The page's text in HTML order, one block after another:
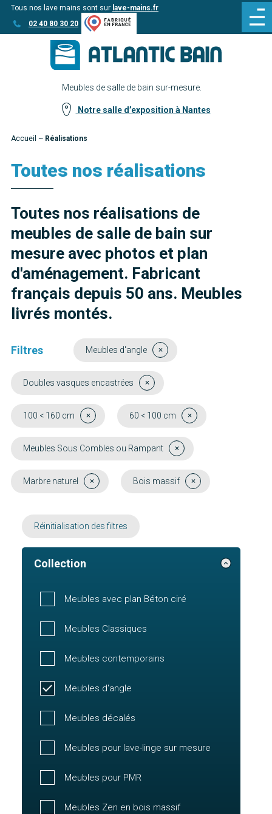
Aller
au
Aller au
contenu
Tous nos lave mains sont sur lave-mains.fr
02 40 80 30 20
Meubles de salle de bain sur-mesure.
Notre salle d’exposition à Nantes
Accueil ~ Réalisations
Toutes nos réalisations
Toutes nos réalisations de
meubles de salle de bain sur
mesure avec photos et plan
d'aménagement. Fabricant
français depuis 50 ans. Meubles
livrés montés.
Filtres Meubles d'angle
Doubles vasques encastrées
100 < 160 cm 60 < 100 cm
Meubles Sous Combles ou Rampant
Marbre naturel Bois massif
Réinitialisation des filtres
Collection
Meubles avec plan Béton ciré
Meubles Classiques
Meubles contemporains
Meubles d'angle
Meubles décalés
Meubles pour lave-linge sur mesure
Meubles pour PMR
Meubles Zen en bois massif